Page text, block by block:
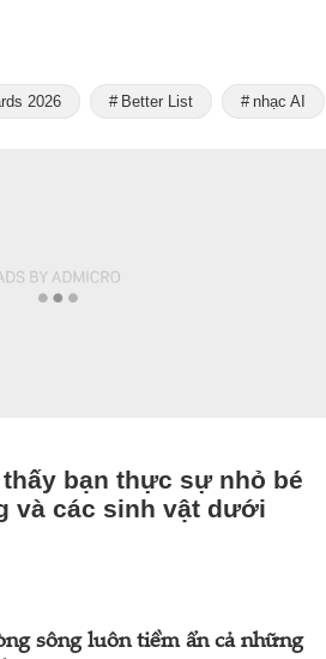
2026 Better List nhạc AI
bạn thực sự nhỏ bé
và các sinh vật dưới
sông luôn tiềm ẩn cả những